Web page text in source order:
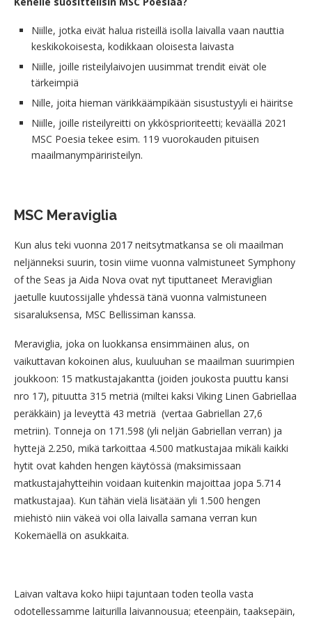
Niille, jotka eivät halua risteillä isolla laivalla vaan nauttia
keskikokoisesta, kodikkaan oloisesta laivasta
Niille, joille risteilylaivojen uusimmat trendit eivät ole
tärkeimpiä
Nille, joita hieman värikkäämpikään sisustustyyli ei häiritse
Niille, joille risteilyreitti on ykkösprioriteetti; keväällä 2021
MSC Poesia tekee esim. 119 vuorokauden pituisen
maailmanympäriristeilyn.
MSC Meraviglia
Kun alus teki vuonna 2017 neitsytmatkansa se oli maailman
neljänneksi suurin, tosin viime vuonna valmistuneet Symphony
of the Seas ja Aida Nova ovat nyt tiputtaneet Meraviglian
jaetulle kuutossijalle yhdessä tänä vuonna valmistuneen
sisaraluksensa, MSC Bellissiman kanssa.
Meraviglia, joka on luokkansa ensimmäinen alus, on
vaikuttavan kokoinen alus, kuuluuhan se maailman suurimpien
joukkoon: 15 matkustajakantta (joiden joukosta puuttu kansi
nro 17), pituutta 315 metriä (miltei kaksi Viking Linen Gabriellaa
peräkkäin) ja leveyttä 43 metriä (vertaa Gabriellan 27,6
metriin). Tonneja on 171.598 (yli neljän Gabriellan verran) ja
hyttejä 2.250, mikä tarkoittaa 4.500 matkustajaa mikäli kaikki
hytit ovat kahden hengen käytössä (maksimissaan
matkustajahytteihin voidaan kuitenkin majoittaa jopa 5.714
matkustajaa). Kun tähän vielä lisätään yli 1.500 hengen
miehistö niin väkeä voi olla laivalla samana verran kun
Kokemäellä on asukkaita.
Laivan valtava koko hiipi tajuntaan toden teolla vasta
odotellessamme laiturilla laivannousua; eteenpäin, taaksepäin,